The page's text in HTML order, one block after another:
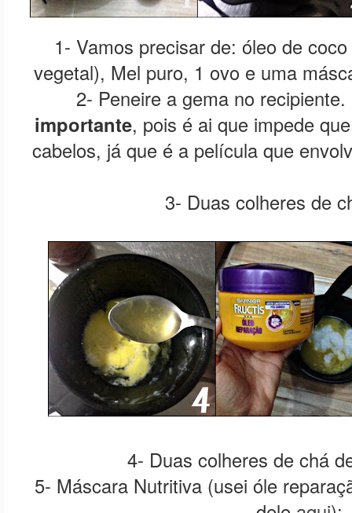
1- Vamos precisar de: óleo de
vegetal), Mel puro, 1 ovo e uma
2- Peneire a gema no recipiente.
importante, pois é ai que impede
cabelos, já que é a película que
3- Duas colheres de
4- Duas colheres de chá
5- Máscara Nutritiva (usei óle